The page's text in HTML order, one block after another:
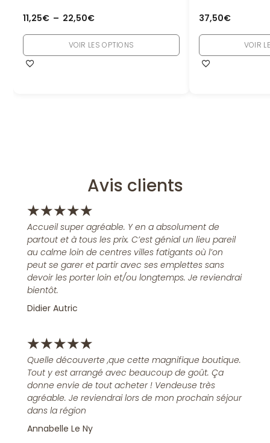
11,25€ – 22,50€
VOIR LES OPTIONS
37,50€
VOIR
Avis clients
★★★★★
Accueil super agréable. Y en a absolument de
partout et à tous les prix. C’est génial un lieu pareil
au calme loin de centres villes fatigants où l’on
peut se garer et partir avec ses emplettes sans
devoir les porter loin et/ou longtemps. Je reviendrai
bientôt.
Didier Autric
★★★★★
Quelle découverte ,que cette magnifique boutique.
Tout y est arrangé avec beaucoup de goût. Ça
donne envie de tout acheter ! Vendeuse très
agréable. Je reviendrai lors de mon prochain séjour
dans la région
Annabelle Le Ny